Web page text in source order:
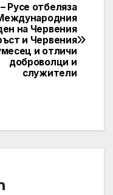
Русе отбеляза
на Червения
и Червения
и отличи
доброволци и
служители